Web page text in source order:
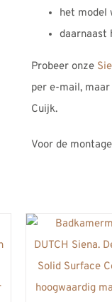
het model
daarnaast
Probeer onze
per e-mail,
Cuijk.
Voor de